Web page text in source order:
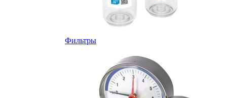
Фильтры